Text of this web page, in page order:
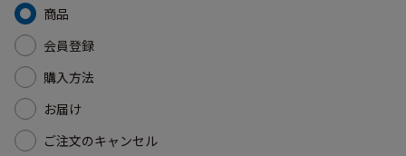
商品
会員登録
購入方法
お届け
ご注文のキャンセル